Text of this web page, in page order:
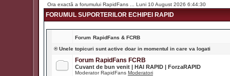
Ora exactă a forumului RapidFans ... Luni 10 August 2026 6:44:30
FORUMUL SUPORTERILOR ECHIPEI RAPID
Forum RapidFans & FCRB
® Unele topicuri sunt active doar in momentul in care va logati
Forum RapidFans FCRB
Cuvant de bun venit | HAI RAPID | ForzaRAPID
Moderator RapidFans Moderatori